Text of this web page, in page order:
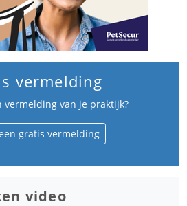
vermelding
vermelding van je praktijk?
gratis vermelding
video